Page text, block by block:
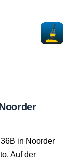
in Noorder
Auf der